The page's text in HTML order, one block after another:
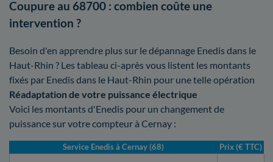
Coupure au 68700 : combien coûte une
intervention ?
Besoin d'en apprendre plus sur le dépannage Enedis dans le
Haut-Rhin ? Les tableau ci-après vous listent les montants
fixés par Enedis dans le Haut-Rhin pour une telle opération
Réadaptation de votre puissance électrique
Voici les montants d'Enedis pour un changement de
puissance sur votre compteur à Cernay :
Service Enedis à Cernay (68) Prix (€ TTC)